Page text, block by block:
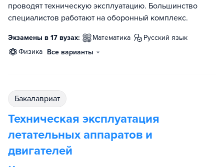
проводят техническую эксплуатацию. Большинство
специалистов работают на оборонный комплекс.
Экзамены в 17 вузах: математика
русский язык
физика Все варианты
бакалавриат
Техническая эксплуатация
летательных аппаратов и
двигателей